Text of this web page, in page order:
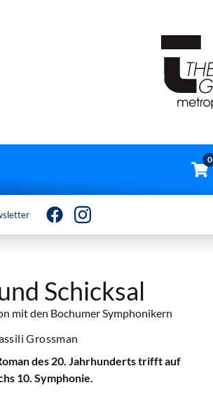
0
Schicksal
mit den Bochumer Symphonikern
Grossman
des 20. Jahrhunderts trifft auf
10. Symphonie.